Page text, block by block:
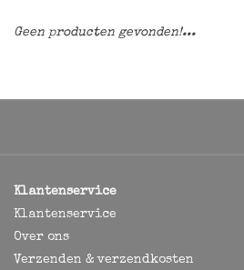
Geen producten gevonden!...
Klantenservice
Klantenservice
Over ons
Verzenden & verzendkosten